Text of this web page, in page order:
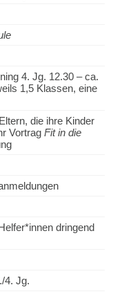
4. Jg. 12.30 – ca.
1,5 Klassen, eine
die ihre Kinder
Vortrag Fit in die
dringend
4. Jg.